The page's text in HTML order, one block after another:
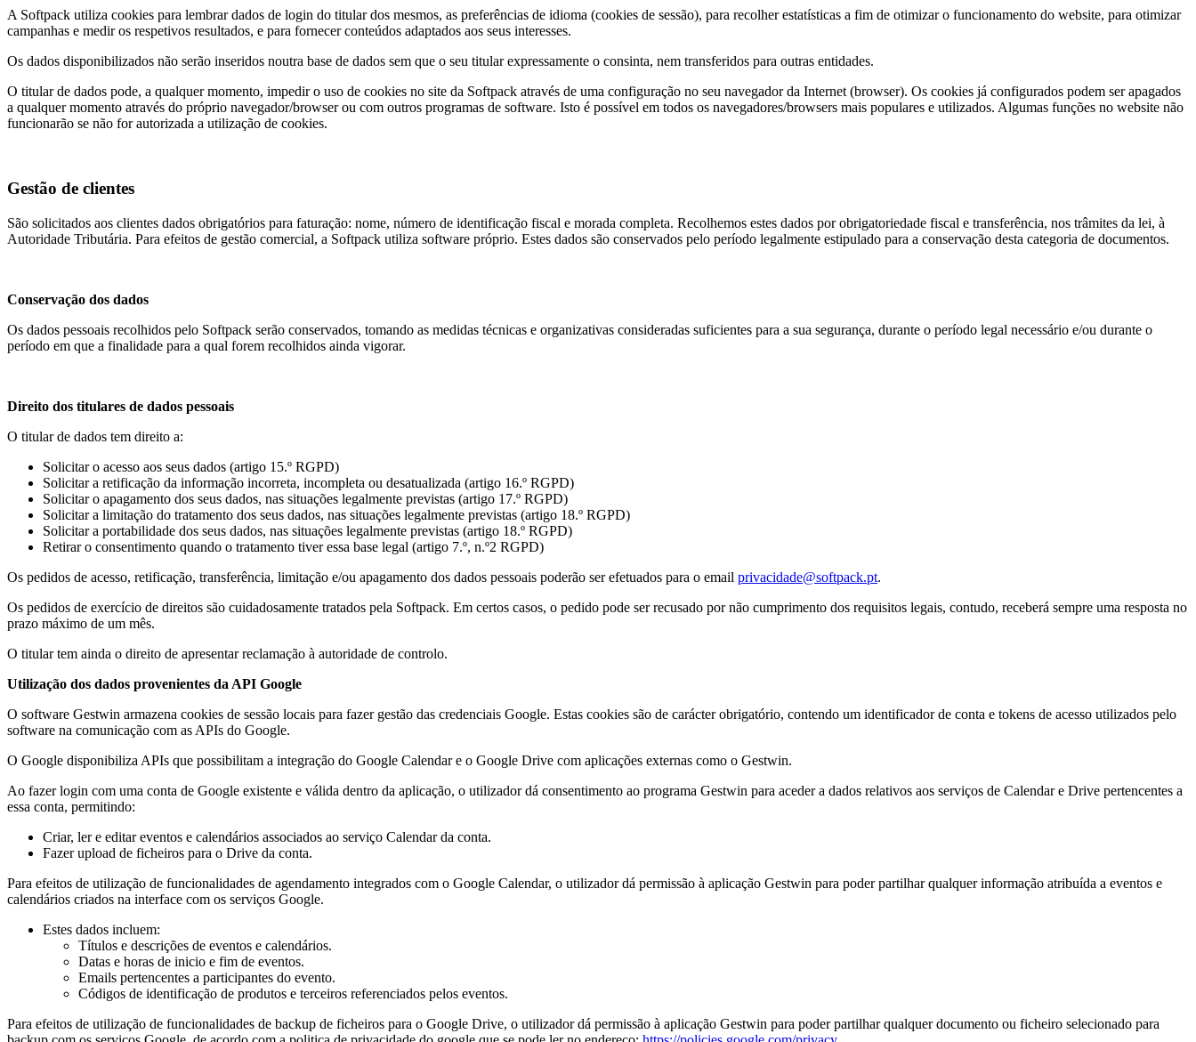
A Softpack utiliza cookies para lembrar dados de login do titular dos mesmos, as preferências de idioma (cookies de sessão), para recolher estatísticas a fim de otimizar o funcionamento do website, para otimizar
campanhas e medir os respetivos resultados, e para fornecer conteúdos adaptados aos seus interesses.
Os dados disponibilizados não serão inseridos noutra base de dados sem que o seu titular expressamente o consinta, nem transferidos para outras entidades.
O titular de dados pode, a qualquer momento, impedir o uso de cookies no site da Softpack através de uma configuração no seu navegador da Internet (browser). Os cookies já configurados podem ser apagados
a qualquer momento através do próprio navegador/browser ou com outros programas de software. Isto é possível em todos os navegadores/browsers mais populares e utilizados. Algumas funções no website não
funcionarão se não for autorizada a utilização de cookies.
Gestão de clientes
São solicitados aos clientes dados obrigatórios para faturação: nome, número de identificação fiscal e morada completa. Recolhemos estes dados por obrigatoriedade fiscal e transferência, nos trâmites da lei, à
Autoridade Tributária. Para efeitos de gestão comercial, a Softpack utiliza software próprio. Estes dados são conservados pelo período legalmente estipulado para a conservação desta categoria de documentos.
Conservação dos dados
Os dados pessoais recolhidos pelo Softpack serão conservados, tomando as medidas técnicas e organizativas consideradas suficientes para a sua segurança, durante o período legal necessário e/ou durante o
período em que a finalidade para a qual forem recolhidos ainda vigorar.
Direito dos titulares de dados pessoais
O titular de dados tem direito a:
Solicitar o acesso aos seus dados (artigo 15.º RGPD)
Solicitar a retificação da informação incorreta, incompleta ou desatualizada (artigo 16.º RGPD)
Solicitar o apagamento dos seus dados, nas situações legalmente previstas (artigo 17.º RGPD)
Solicitar a limitação do tratamento dos seus dados, nas situações legalmente previstas (artigo 18.º RGPD)
Solicitar a portabilidade dos seus dados, nas situações legalmente previstas (artigo 18.º RGPD)
Retirar o consentimento quando o tratamento tiver essa base legal (artigo 7.º, n.º2 RGPD)
Os pedidos de acesso, retificação, transferência, limitação e/ou apagamento dos dados pessoais poderão ser efetuados para o email privacidade@softpack.pt.
Os pedidos de exercício de direitos são cuidadosamente tratados pela Softpack. Em certos casos, o pedido pode ser recusado por não cumprimento dos requisitos legais, contudo, receberá sempre uma resposta no
prazo máximo de um mês.
O titular tem ainda o direito de apresentar reclamação à autoridade de controlo.
Utilização dos dados provenientes da API Google
O software Gestwin armazena cookies de sessão locais para fazer gestão das credenciais Google. Estas cookies são de carácter obrigatório, contendo um identificador de conta e tokens de acesso utilizados pelo
software na comunicação com as APIs do Google.
O Google disponibiliza APIs que possibilitam a integração do Google Calendar e o Google Drive com aplicações externas como o Gestwin.
Ao fazer login com uma conta de Google existente e válida dentro da aplicação, o utilizador dá consentimento ao programa Gestwin para aceder a dados relativos aos serviços de Calendar e Drive pertencentes a
essa conta, permitindo:
Criar, ler e editar eventos e calendários associados ao serviço Calendar da conta.
Fazer upload de ficheiros para o Drive da conta.
Para efeitos de utilização de funcionalidades de agendamento integrados com o Google Calendar, o utilizador dá permissão à aplicação Gestwin para poder partilhar qualquer informação atribuída a eventos e
calendários criados na interface com os serviços Google.
Estes dados incluem:
Títulos e descrições de eventos e calendários.
Datas e horas de inicio e fim de eventos.
Emails pertencentes a participantes do evento.
Códigos de identificação de produtos e terceiros referenciados pelos eventos.
Para efeitos de utilização de funcionalidades de backup de ficheiros para o Google Drive, o utilizador dá permissão à aplicação Gestwin para poder partilhar qualquer documento ou ficheiro selecionado para